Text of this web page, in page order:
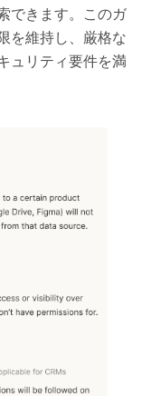
できます。このガ
を維持し、厳格な
ュリティ要件を満